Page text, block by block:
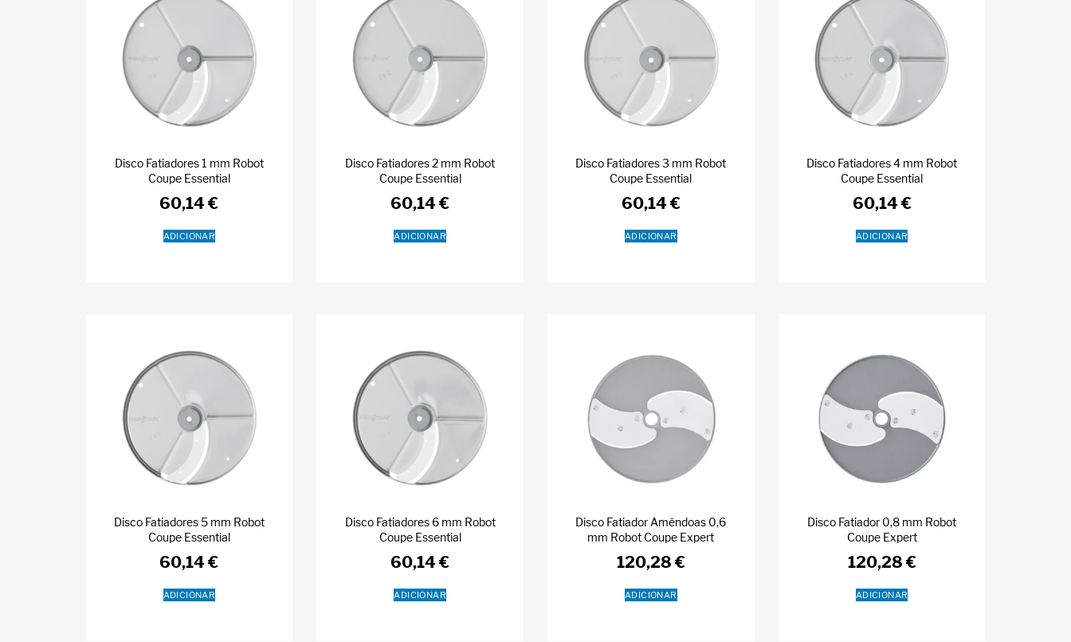
Disco Fatiadores 1 mm Robot
Coupe Essential
60,14€
ADICIONAR
Disco Fatiadores 2 mm Robot
Coupe Essential
60,14€
ADICIONAR
Disco Fatiadores 3 mm Robot
Coupe Essential
60,14€
ADICIONAR
Disco Fatiadores 4 mm Robot
Coupe Essential
60,14€
ADICIONAR
Disco Fatiadores 5 mm Robot
Coupe Essential
60,14€
ADICIONAR
Disco Fatiadores 6 mm Robot
Coupe Essential
60,14€
ADICIONAR
Disco Fatiador Amêndoas 0,6
mm Robot Coupe Expert
120,28 €
ADICIONAR
Disco Fatiador 0,8 mm Robot
Coupe Expert
120,28 €
ADICIONAR